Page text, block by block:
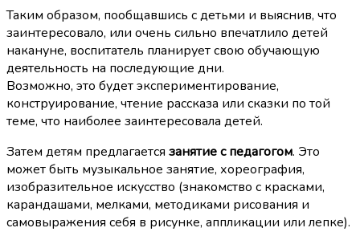
Таким образом, пообщавшись с детьми и выяснив, что
заинтересовало, или очень сильно впечатлило детей
накануне, воспитатель планирует свою обучающую
деятельность на последующие дни.
Возможно, это будет экспериментирование,
конструирование, чтение рассказа или сказки по той
теме, что наиболее заинтересовала детей.
Затем детям предлагается занятие с педагогом. Это
может быть музыкальное занятие, хореография,
изобразительное искусство (знакомство с красками,
карандашами, мелками, методиками рисования и
самовыражения себя в рисунке, аппликации или лепке).